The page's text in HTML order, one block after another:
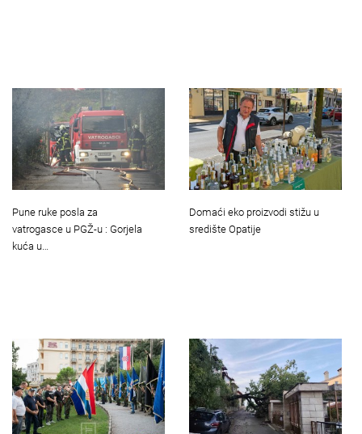
Pune ruke posla za
vatrogasce u PGŽ-u : Gorjela
kuća u…
Domaći eko proizvodi stižu u
središte Opatije